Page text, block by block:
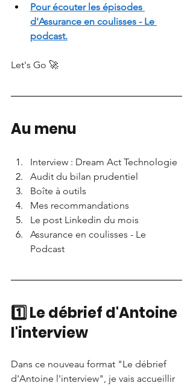
Pour écouter les épisodes
d'Assurance en coulisses - Le
podcast.
Let's Go 🚀
Au menu
Interview : Dream Act Technologie
Audit du bilan prudentiel
Boîte à outils
Mes recommandations
Le post Linkedin du mois
Assurance en coulisses - Le
Podcast
1️⃣ Le débrief d'Antoine
l'interview
Dans ce nouveau format "Le débrief
d'Antoine l'interview", je vais accueillir